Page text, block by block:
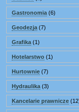
Gastronomia (6)
Geodezja (7)
Grafika (1)
Hotelarstwo (1)
Hurtownie (7)
Hydraulika (3)
Kancelarie prawnicze